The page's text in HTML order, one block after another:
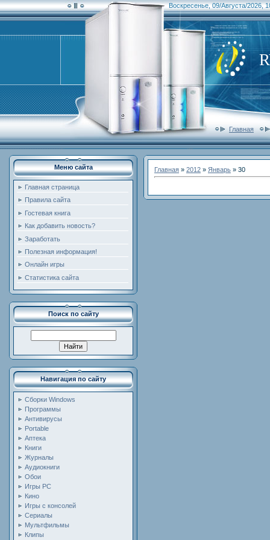
Воскресенье, 09/Августа/2026,
Главная
Меню сайта
Главная страница
Правила сайта
Гостевая книга
Как добавить новость?
Заработать
Полезная информация!
Онлайн игры
Статистика сайта
Поиск по сайту
Навигация по сайту
Сборки Windows
Программы
Антивирусы
Portable
Аптека
Книги
Журналы
Аудиокниги
Обои
Игры PC
Кино
Игры с консолей
Сериалы
Мультфильмы
Клипы
Главная » 2012 » Январь » 30